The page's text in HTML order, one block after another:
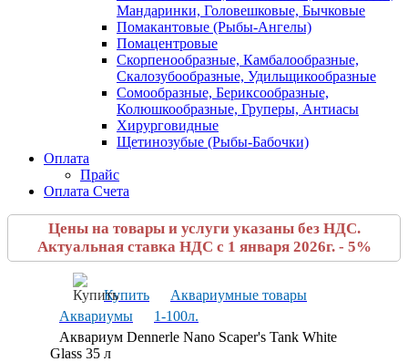
Мандаринки, Головешковые, Бычковые
Помакантовые (Рыбы-Ангелы)
Помацентровые
Скорпенообразные, Камбалообразные,
Скалозубообразные, Удильщикообразные
Сомообразные, Бериксообразные,
Колюшкообразные, Груперы, Антиасы
Хирурговидные
Щетинозубые (Рыбы-Бабочки)
Оплата
Прайс
Оплата Счета
Цены на товары и услуги указаны без НДС.
Актуальная ставка НДС с 1 января 2026г. - 5%
Купить
Аквариумные товары
Аквариумы
1-100л.
Аквариум Dennerle Nano Scaper's Tank White
Glass 35 л